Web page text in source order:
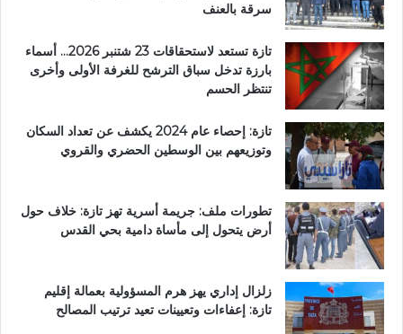
سرقة بالعنف
تازة تستعد لاستحقاقات 23 شتنبر 2026… أسماء
بارزة تدخل سباق الترشح للغرفة الأولى وأخرى
تنتظر الحسم
تازة: إحصاء عام 2024 يكشف عن تعداد السكان
وتوزيعهم بين الوسطين الحضري والقروي
تطورات ملف: جريمة أسرية تهز تازة: خلاف حول
أرض يتحول إلى مأساة دامية بحي القدس
زلزال إداري يهز هرم المسؤولية بعمالة إقليم
تازة: إعفاءات وتعيينات تعيد ترتيب المصالح